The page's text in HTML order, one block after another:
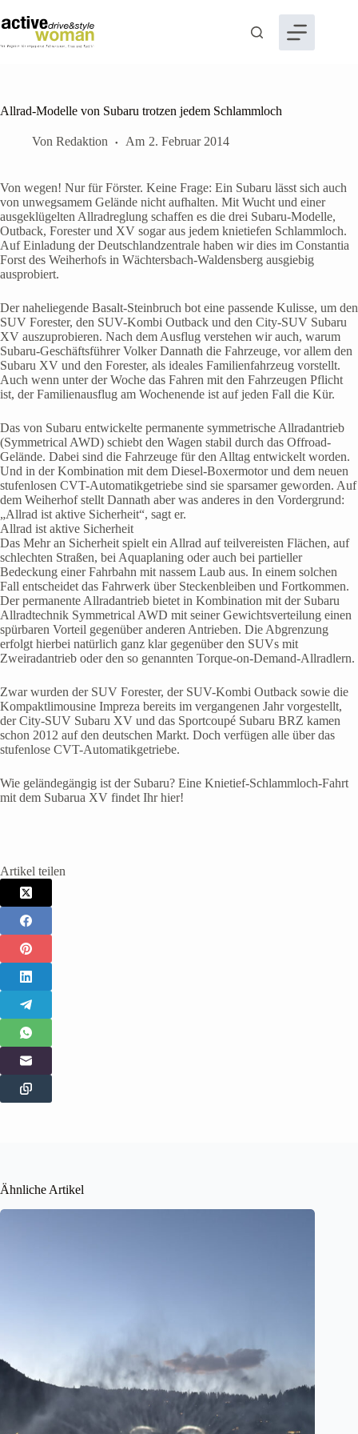
Inhalt
springen
Allrad-Modelle von Subaru trotzen jedem Schlammloch
Von Redaktion Am 2. Februar 2014
Von wegen! Nur für Förster. Keine Frage: Ein Subaru lässt sich auch
von unwegsamem Gelände nicht aufhalten. Mit Wucht und einer
ausgeklügelten Allradreglung schaffen es die drei Subaru-Modelle,
Outback, Forester und XV sogar aus jedem knietiefen Schlammloch.
Auf Einladung der Deutschlandzentrale haben wir dies im Constantia
Forst des Weiherhofs in Wächtersbach-Waldensberg ausgiebig
ausprobiert.
Der naheliegende Basalt-Steinbruch bot eine passende Kulisse, um den
SUV Forester, den SUV-Kombi Outback und den City-SUV Subaru
XV auszuprobieren. Nach dem Ausflug verstehen wir auch, warum
Subaru-Geschäftsführer Volker Dannath die Fahrzeuge, vor allem den
Subaru XV und den Forester, als ideales Familienfahrzeug vorstellt.
Auch wenn unter der Woche das Fahren mit den Fahrzeugen Pflicht
ist, der Familienausflug am Wochenende ist auf jeden Fall die Kür.
Das von Subaru entwickelte permanente symmetrische Allradantrieb
(Symmetrical AWD) schiebt den Wagen stabil durch das Offroad-
Gelände. Dabei sind die Fahrzeuge für den Alltag entwickelt worden.
Und in der Kombination mit dem Diesel-Boxermotor und dem neuen
stufenlosen CVT-Automatikgetriebe sind sie sparsamer geworden. Auf
dem Weiherhof stellt Dannath aber was anderes in den Vordergrund:
„Allrad ist aktive Sicherheit“, sagt er.
Allrad ist aktive Sicherheit
Das Mehr an Sicherheit spielt ein Allrad auf teilvereisten Flächen, auf
schlechten Straßen, bei Aquaplaning oder auch bei partieller
Bedeckung einer Fahrbahn mit nassem Laub aus. In einem solchen
Fall entscheidet das Fahrwerk über Steckenbleiben und Fortkommen.
Der permanente Allradantrieb bietet in Kombination mit der Subaru
Allradtechnik Symmetrical AWD mit seiner Gewichtsverteilung einen
spürbaren Vorteil gegenüber anderen Antrieben. Die Abgrenzung
erfolgt hierbei natürlich ganz klar gegenüber den SUVs mit
Zweiradantrieb oder den so genannten Torque-on-Demand-Allradlern.
Zwar wurden der SUV Forester, der SUV-Kombi Outback sowie die
Kompaktlimousine Impreza bereits im vergangenen Jahr vorgestellt,
der City-SUV Subaru XV und das Sportcoupé Subaru BRZ kamen
schon 2012 auf den deutschen Markt. Doch verfügen alle über das
stufenlose CVT-Automatikgetriebe.
Wie geländegängig ist der Subaru? Eine Knietief-Schlammloch-Fahrt
mit dem Subarua XV findet Ihr hier!
Artikel teilen
Ähnliche Artikel